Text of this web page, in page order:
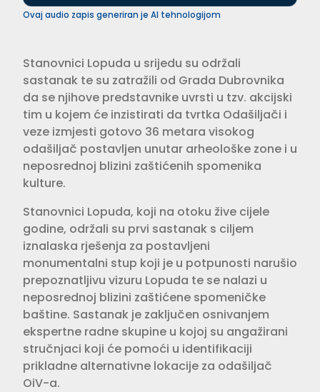
Ovaj audio zapis generiran je AI tehnologijom
Stanovnici Lopuda u srijedu su održali
sastanak te su zatražili od Grada Dubrovnika
da se njihove predstavnike uvrsti u tzv. akcijski
tim u kojem će inzistirati da tvrtka Odašiljači i
veze izmjesti gotovo 36 metara visokog
odašiljač postavljen unutar arheološke zone i u
neposrednoj blizini zaštićenih spomenika
kulture.
Stanovnici Lopuda, koji na otoku žive cijele
godine, održali su prvi sastanak s ciljem
iznalaska rješenja za postavljeni
monumentalni stup koji je u potpunosti narušio
prepoznatljivu vizuru Lopuda te se nalazi u
neposrednoj blizini zaštićene spomeničke
baštine. Sastanak je zaključen osnivanjem
ekspertne radne skupine u kojoj su angažirani
stručnjaci koji će pomoći u identifikaciji
prikladne alternativne lokacije za odašiljač
OiV-a.